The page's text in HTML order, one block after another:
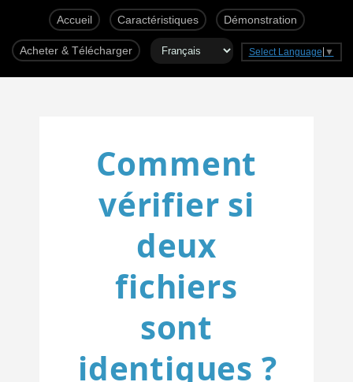
Accueil Caractéristiques Démonstration
Acheter & Télécharger Select Language ▼
Comment
vérifier si
deux
fichiers
sont
identiques ?